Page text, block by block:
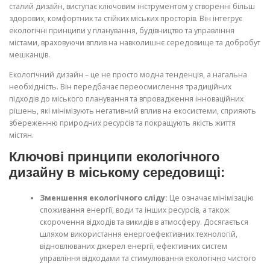
сталий дизайн, виступає ключовим інструментом у створенні більш
здорових, комфортних та стійких міських просторів. Він інтегрує
екологічні принципи у планування, будівництво та управління
містами, враховуючи вплив на навколишнє середовище та добробут
мешканців.
Екологічний дизайн – це не просто модна тенденція, а нагальна
необхідність. Він передбачає переосмислення традиційних
підходів до міського планування та впровадження інноваційних
рішень, які мінімізують негативний вплив на екосистеми, сприяють
збереженню природних ресурсів та покращують якість життя
містян.
Ключові принципи екологічного
дизайну в міському середовищі:
Зменшення екологічного сліду: Це означає мінімізацію
споживання енергії, води та інших ресурсів, а також
скорочення відходів та викидів в атмосферу. Досягається
шляхом використання енергоефективних технологій,
відновлюваних джерел енергії, ефективних систем
управління відходами та стимулювання екологічно чистого